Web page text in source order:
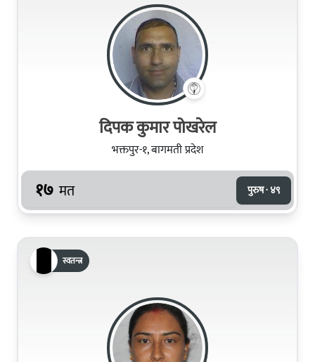
दिपक कुमार पोखरेल
भक्तपुर-१, बागमती प्रदेश
१७ मत पुरुष · ४९
स्वतन्त्र